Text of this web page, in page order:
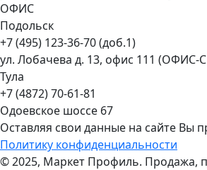
ОФИС
Подольск
+7 (495) 123-36-70 (доб.1)
ул. Лобачева д. 13, офис 111 (ОФИС-
Тула
+7 (4872) 70-61-81
Одоевское шоссе 67
Оставляя свои данные на сайте Вы
Политику конфиденциальности
© 2025, Маркет Профиль. Продажа,